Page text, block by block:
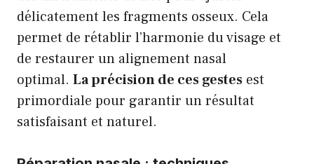
délicatement les fragments osseux. Cela
permet de rétablir l’harmonie du visage et
de restaurer un alignement nasal
optimal. La précision de ces gestes est
primordiale pour garantir un résultat
satisfaisant et naturel.